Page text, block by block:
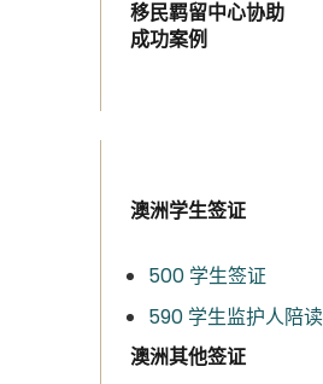
移民羁留中心协助
成功案例
澳洲学生签证
500 学生签证
590 学生监护人陪
澳洲其他签证